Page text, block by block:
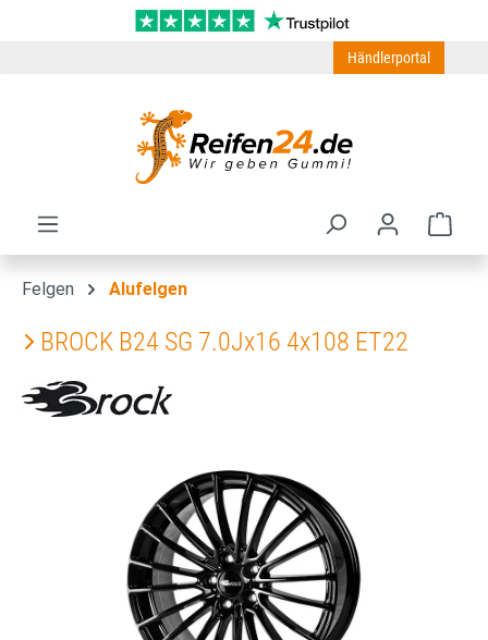
Zum Hauptinhalt springen
Händlerportal
Felgen Alufelgen
BROCK B24 SG 7.0Jx16 4x108 ET22
Bildergalerie überspringen